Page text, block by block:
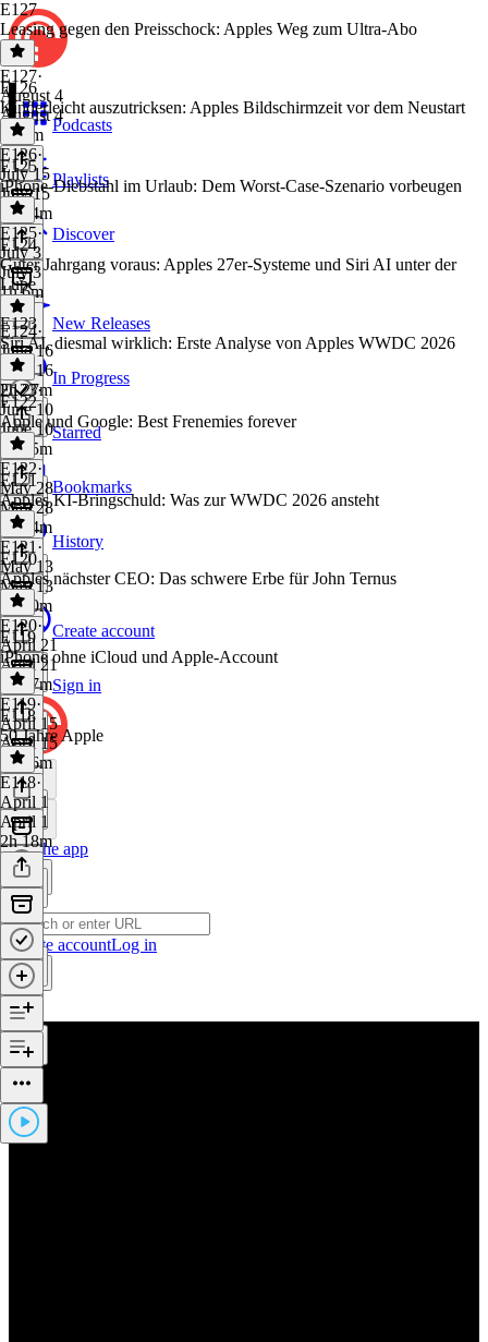
Podcasts
Playlists
Discover
New Releases
In Progress
Starred
Bookmarks
History
Create account
Sign in
Get the app
Create accountLog in
E127
Leasing gegen den Preisschock: Apples Weg zum Ultra-Abo
E127·
August 4
August 4
1h 8m
E126
Kinderleicht auszutricksen: Apples Bildschirmzeit vor dem Neustart
E126·
July 15
July 15
1h 24m
E125
iPhone-Diebstahl im Urlaub: Dem Worst-Case-Szenario vorbeugen
E125·
July 3
July 3
1h 6m
E124
Guter Jahrgang voraus: Apples 27er-Systeme und Siri AI unter der
Lupe
E124·
June 16
June 16
2h 27m
E123
Siri AI, diesmal wirklich: Erste Analyse von Apples WWDC 2026
E123·
June 10
June 10
1h 25m
E122
Apple und Google: Best Frenemies forever
E122·
May 28
May 28
1h 34m
E121
Apples KI-Bringschuld: Was zur WWDC 2026 ansteht
E121 ·
May 13
May 13
2h 10m
E120
Apples nächster CEO: Das schwere Erbe für John Ternus
E120·
April 21
April 21
1h 27m
E119
iPhone ohne iCloud und Apple-Account
E119·
April 15
April 15
1h 36m
E118
50 Jahre Apple
E118·
April 1
April 1
2h 18m